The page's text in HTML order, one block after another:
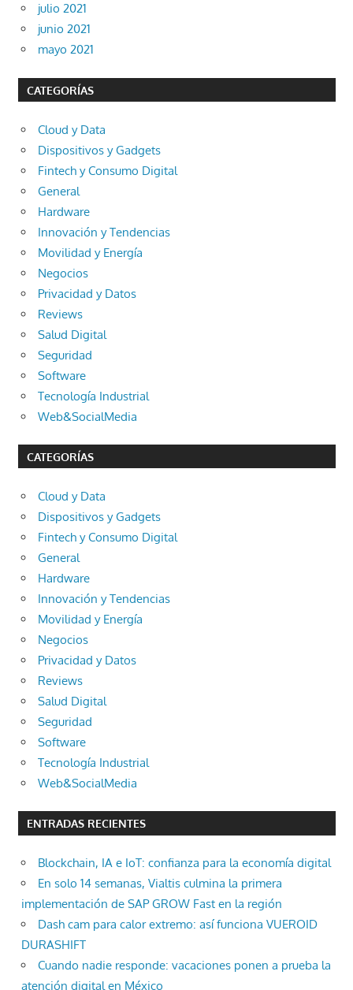
julio 2021
junio 2021
mayo 2021
CATEGORÍAS
Cloud y Data
Dispositivos y Gadgets
Fintech y Consumo Digital
General
Hardware
Innovación y Tendencias
Movilidad y Energía
Negocios
Privacidad y Datos
Reviews
Salud Digital
Seguridad
Software
Tecnología Industrial
Web&SocialMedia
CATEGORÍAS
Cloud y Data
Dispositivos y Gadgets
Fintech y Consumo Digital
General
Hardware
Innovación y Tendencias
Movilidad y Energía
Negocios
Privacidad y Datos
Reviews
Salud Digital
Seguridad
Software
Tecnología Industrial
Web&SocialMedia
ENTRADAS RECIENTES
Blockchain, IA e IoT: confianza para la economía digital
En solo 14 semanas, Vialtis culmina la primera
implementación de SAP GROW Fast en la región
Dash cam para calor extremo: así funciona VUEROID
DURASHIFT
Cuando nadie responde: vacaciones ponen a prueba la
atención digital en México